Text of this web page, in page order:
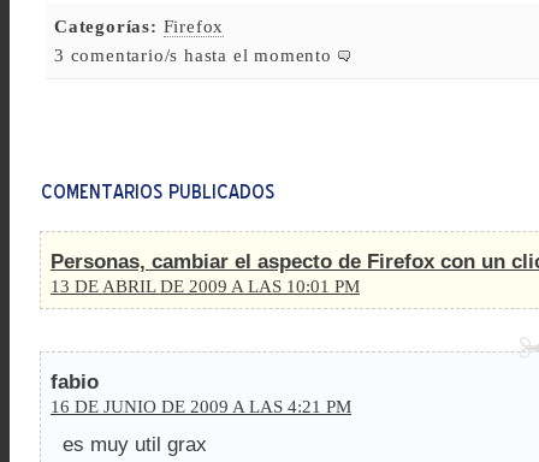
Categorías: Firefox
3 comentario/s hasta el momento
Personas, cambiar el aspecto de Firefox con un
13 DE ABRIL DE 2009 A LAS 10:01 PM
fabio
16 DE JUNIO DE 2009 A LAS 4:21 PM
es muy util grax